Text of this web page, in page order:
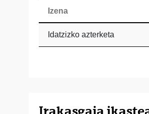
Izena
Idatzizko azterketa